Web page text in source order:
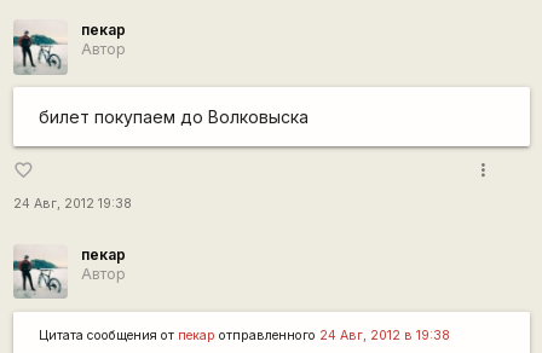
пекар
Автор
билет покупаем до Волковыска
favorite_border
24 Авг, 2012 19:38
more_vert
пекар
Автор
Цитата сообщения от пекар отправленного 24 Авг, 2012 в 19:38